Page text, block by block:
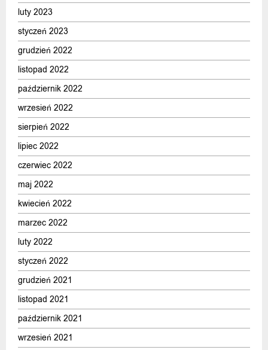
luty 2023
styczeń 2023
grudzień 2022
listopad 2022
październik 2022
wrzesień 2022
sierpień 2022
lipiec 2022
czerwiec 2022
maj 2022
kwiecień 2022
marzec 2022
luty 2022
styczeń 2022
grudzień 2021
listopad 2021
październik 2021
wrzesień 2021